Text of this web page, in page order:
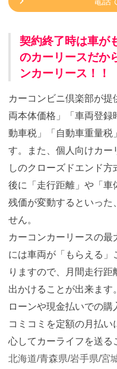
契約終了時は車が
のカーリースだか
ンカーリース！！
カーコンビニ倶楽部が
両本体価格」「車両登録
動車税」「自動車重量税
す。また、個人向けカー
しのクローズドエンド
後に「走行距離」や「車
残価が変動するといった
せん。
カーコンカーリースの
には車両が「もらえる
りますので、月間走行
出かけることが出来ます。
ローンや現金払いでの
コミコミを定額の月払
心してカーライフを送る
北海道/青森県/岩手県/宮